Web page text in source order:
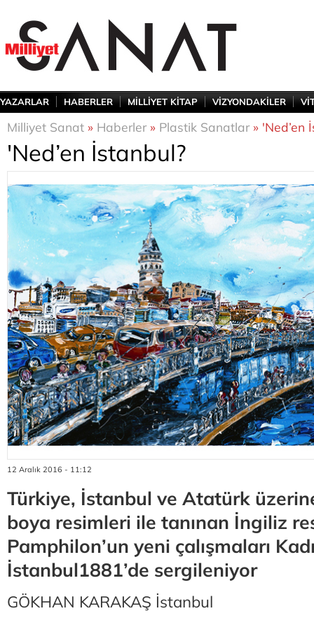
YAZARLAR HABERLER MİLLİYET KİTAP VİZYONDAKİLER
Milliyet Sanat » Haberler» Plastik Sanatlar» 'Ned’en
'Ned’en İstanbul?
12 Aralık 2016 - 11:12
Türkiye, İstanbul ve Atatürk
boya resimleri ile tanınan İngiliz
Pamphilon’un yeni çalışmaları
İstanbul1881’de sergileniyor
GÖKHAN KARAKAŞ İstanbul